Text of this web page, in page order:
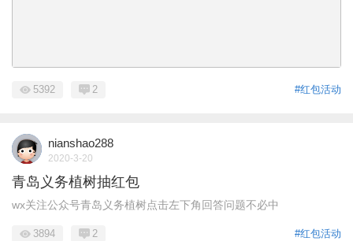
#红包活动
5392 2
nianshao288
2020-3-20
青岛义务植树抽红包
wx关注公众号青岛义务植树点击左下角回答问题不必中
#红包活动
3894 2